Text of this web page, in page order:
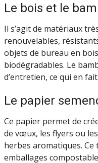
Le bois et le
Il s’agit de matériaux
renouvelables,
objets de bureau en
biodégradables. Le
d’entretien, ce qui en
Le papier
Ce papier permet de
de vœux, les flyers ou
herbes aromatiques.
emballages